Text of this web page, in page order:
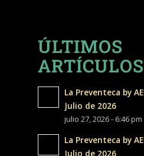
ÚLTIMOS
ARTÍCULOS
La Preventeca by
Julio de 2026
julio 27, 2026 - 6:46 pm
La Preventeca by
Julio de 2026